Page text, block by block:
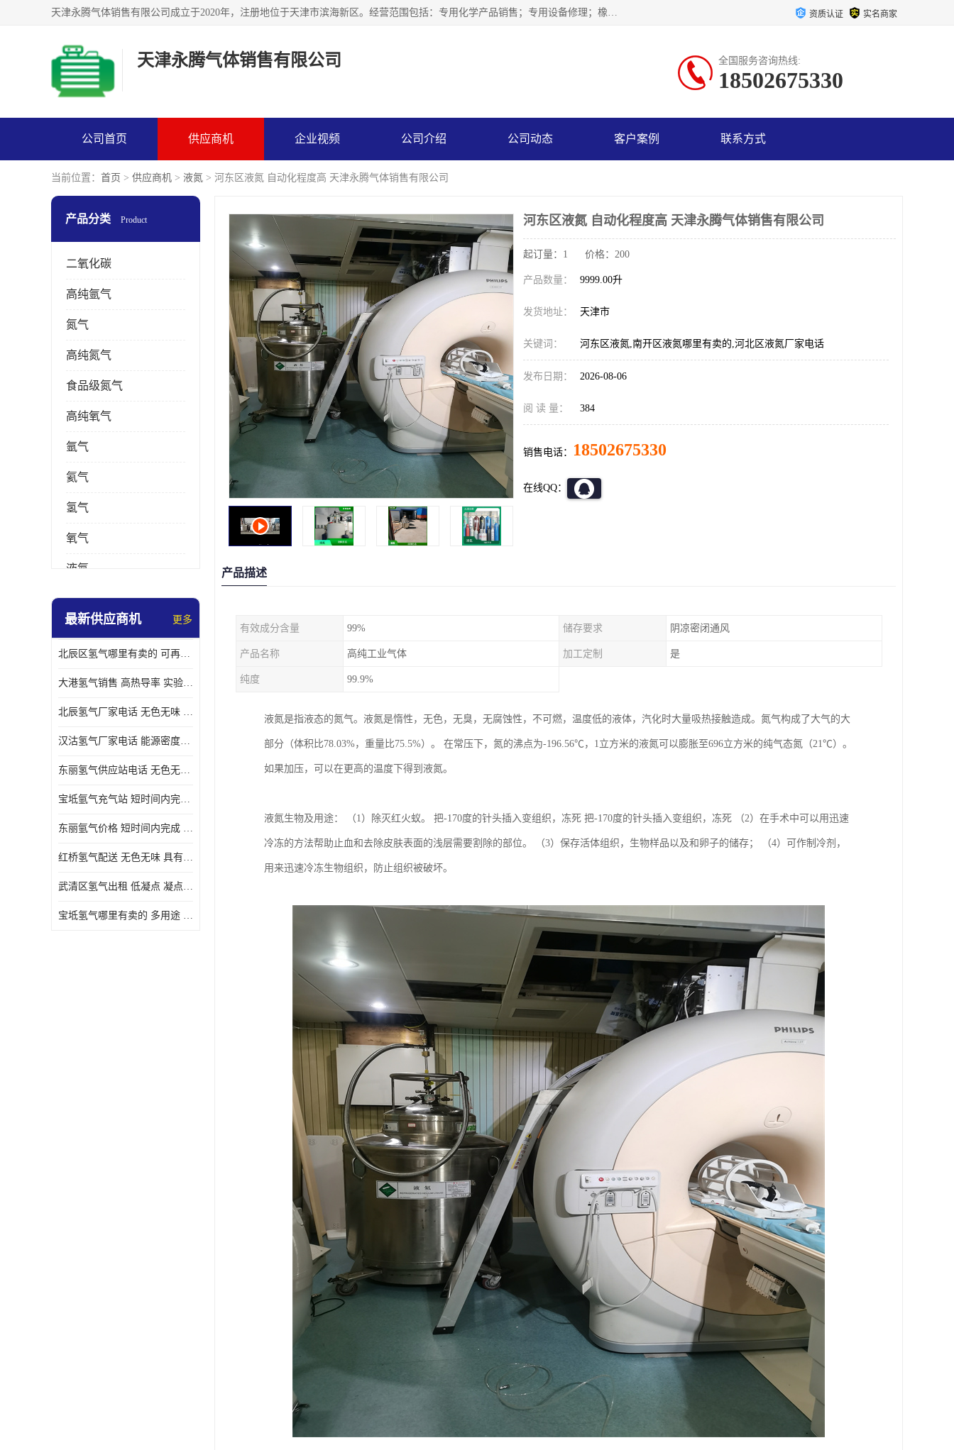
天津永腾气体销售有限公司成立于2020年，注册地位于天津市滨海新区。经营范围包括：专用化学产品销售；专用设备修理；橡胶制品销售；气体压缩机械销售；特种设备销售；仪器仪表销售；机械设备租赁；五金产品批发；食品添加剂销售等，主要供应：氧气、乙炔、氮气、氩气、氢气、氦气、液氨、液氮、一氧化碳、二氧化碳等，各种工业气体，高纯气体，食品级气体。 资质认证 实名商家
天津永腾气体销售有限公司 全国服务咨询热线:
18502675330
公司首页 供应商机 企业视频 公司介绍 公司动态 客户案例 联系方式
当前位置： 首页 > 供应商机 > 液氮 > 河东区液氮 自动化程度高 天津永腾气体销售有限公司
产品分类 Product
二氧化碳
高纯氩气
氮气
高纯氮气
食品级氮气
高纯氧气
氩气
氦气
氢气
氧气
液氮
乙炔
最新供应商机 更多
北辰区氢气哪里有卖的 可再生 实验室应用
大港氢气销售 高热导率 实验室应用
北辰氢气厂家电话 无色无味 凝点为-259
汉沽氢气厂家电话 能源密度高 储存和传输便利
东丽氢气供应站电话 无色无味 储存和传输便利
宝坻氩气充气站 短时间内完成 人员经过培训
东丽氩气价格 短时间内完成 物流管理优良
红桥氢气配送 无色无味 具有较低的密度
武清区氢气出租 低凝点 凝点为-259
宝坻氢气哪里有卖的 多用途 可以在空气中上升
河东区液氮 自动化程度高 天津永腾气体销售有限公司
起订量：1 价格：200
产品数量： 9999.00升
发货地址： 天津市
关键词： 河东区液氮,南开区液氮哪里有卖的,河北区液氮厂家电话
发布日期： 2026-08-06
阅 读 量： 384
销售电话： 18502675330
在线QQ：
产品描述
有效成分含量 99% 储存要求 阴凉密闭通风
产品名称 高纯工业气体 加工定制 是
纯度 99.9%
液氮是指液态的氮气。液氮是惰性，无色，无臭，无腐蚀性，不可燃，温度低的液体，汽化时大量吸热接触造成。氮气构成了大气的大
部分（体积比78.03%，重量比75.5%）。 在常压下，氮的沸点为-196.56℃，1立方米的液氮可以膨胀至696立方米的纯气态氮（21℃）。
如果加压，可以在更高的温度下得到液氮。
液氮生物及用途： （1）除灭红火蚁。 把-170度的针头插入变组织，冻死 把-170度的针头插入变组织，冻死 （2）在手术中可以用迅速
冷冻的方法帮助止血和去除皮肤表面的浅层需要割除的部位。 （3）保存活体组织，生物样品以及和卵子的储存； （4）可作制冷剂，
用来迅速冷冻生物组织，防止组织被破坏。